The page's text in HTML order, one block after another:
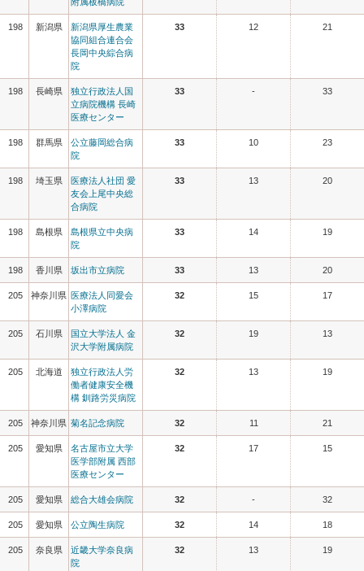
198 新潟県
新潟県厚生農業
協同組合連合会
長岡中央綜合病
院
33 12 21
198 長崎県
独立行政法人国
立病院機構 長崎
医療センター
33 - 33
198 群馬県
公立藤岡総合病
院
33 10 23
198 埼玉県
医療法人社団 愛
友会上尾中央総
合病院
33 13 20
198 島根県
島根県立中央病
院
33 14 19
198 香川県 坂出市立病院 33 13 20
205 神奈川県 医療法人同愛会
小澤病院
32 15 17
205 石川県
国立大学法人 金
沢大学附属病院
32 19 13
205 北海道
独立行政法人労
働者健康安全機
構 釧路労災病院
32 13 19
205 神奈川県 菊名記念病院 32 11 21
205 愛知県
名古屋市立大学
医学部附属 西部
医療センター
32 17 15
205 愛知県 総合大雄会病院 32 - 32
205 愛知県 公立陶生病院 32 14 18
205 奈良県
近畿大学奈良病
院
32 13 19